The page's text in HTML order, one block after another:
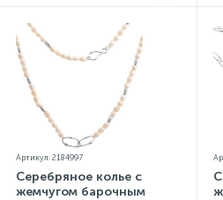
Артикул: 2184997
Серебряное колье с
жемчугом барочным